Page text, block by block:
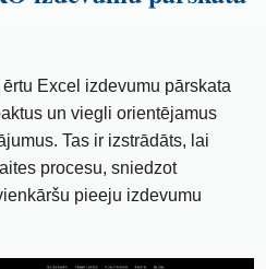
Excel izdevumu pārskata
un viegli orientējamus
Tas ir izstrādāts, lai
procesu, sniedzot
pieeju izdevumu